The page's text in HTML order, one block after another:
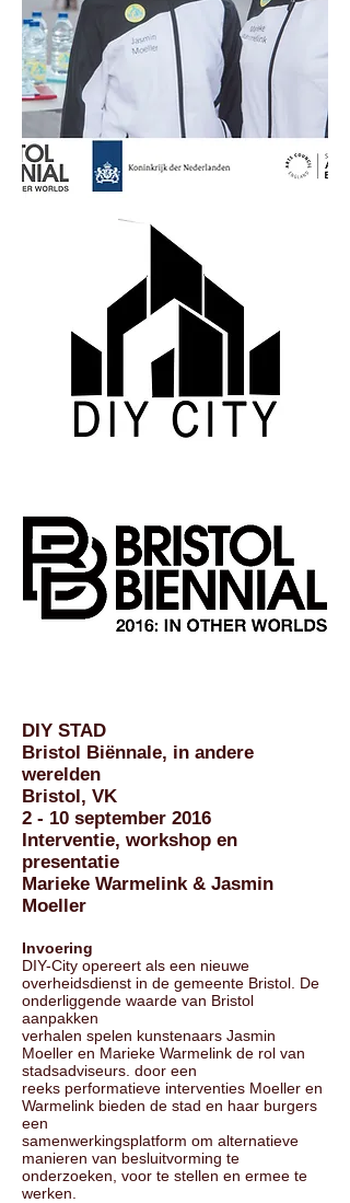
DIY STAD
Bristol Biënnale, in andere
werelden
Bristol, VK
2 - 10 september 2016
Interventie, workshop en
presentatie
Marieke Warmelink & Jasmin
Moeller
Invoering
DIY-City opereert als een nieuwe
overheidsdienst in de gemeente Bristol. De
onderliggende waarde van Bristol
aanpakken
verhalen spelen kunstenaars Jasmin
Moeller en Marieke Warmelink de rol van
stadsadviseurs. door een
reeks performatieve interventies Moeller en
Warmelink bieden de stad en haar burgers
een
samenwerkingsplatform om alternatieve
manieren van besluitvorming te
onderzoeken, voor te stellen en ermee te
werken.